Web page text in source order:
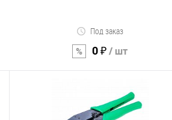
Под заказ
0 ₽/ шт
В корзину